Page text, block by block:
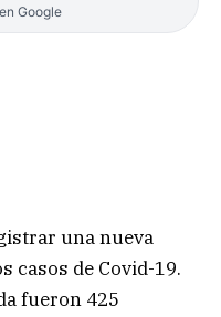
Google
una nueva
casos de Covid-19.
fueron 425